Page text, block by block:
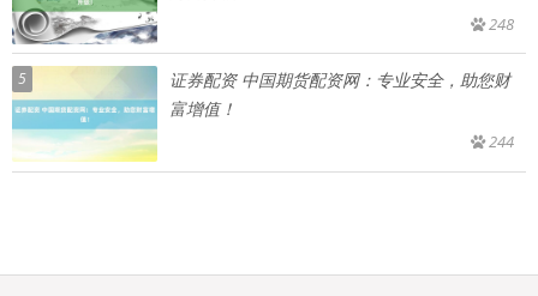
248
5
证券配资 中国期货配资网：专业安全，助您财
富增值！
244